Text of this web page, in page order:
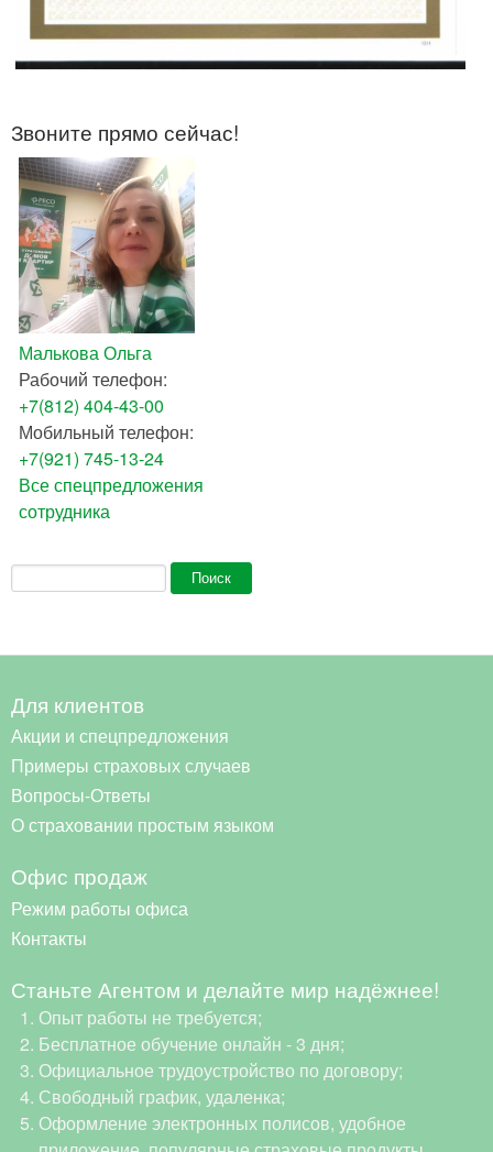
Звоните прямо сейчас!
Малькова Ольга
Рабочий телефон:
+7(812) 404-43-00
Мобильный телефон:
+7(921) 745-13-24
Все спецпредложения
сотрудника
Форма поиска
Поиск
Для клиентов
Акции и спецпредложения
Примеры страховых случаев
Вопросы-Ответы
О страховании простым языком
Офис продаж
Режим работы офиса
Контакты
Станьте Агентом и делайте мир надёжнее!
Опыт работы не требуется;
Бесплатное обучение онлайн - 3 дня;
Официальное трудоустройство по договору;
Свободный график, удаленка;
Оформление электронных полисов, удобное